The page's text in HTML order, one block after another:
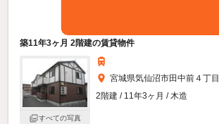
築11年3ヶ月 2階建の賃貸物件
すべての写真
宮城県気仙沼市田中前４丁目
2階建 / 11年3ヶ月 / 木造